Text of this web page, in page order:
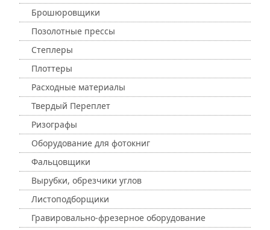
Брошюровщики
Позолотные прессы
Степлеры
Плоттеры
Расходные материалы
Твердый Переплет
Ризографы
Оборудование для фотокниг
Фальцовщики
Вырубки, обрезчики углов
Листоподборщики
Гравировально-фрезерное оборудование